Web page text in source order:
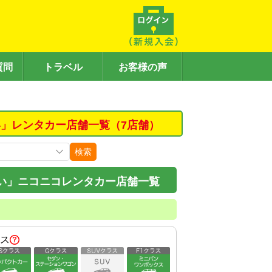
問 トラベル お客様の声
レンタカー店舗一覧（7店舗）
検索
」ニコニコレンタカー店舗一覧